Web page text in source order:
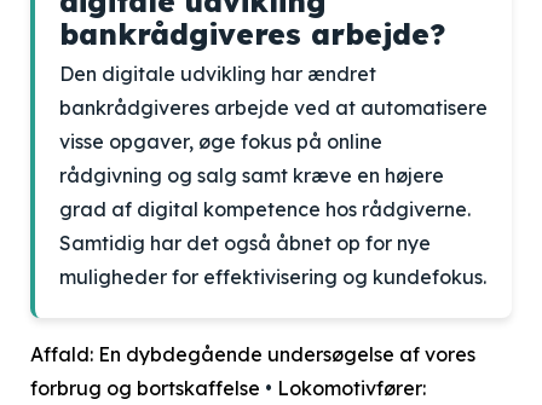
bankrådgiveres arbejde?
Den digitale udvikling har ændret
bankrådgiveres arbejde ved at automatisere
visse opgaver, øge fokus på online
rådgivning og salg samt kræve en højere
grad af digital kompetence hos rådgiverne.
Samtidig har det også åbnet op for nye
muligheder for effektivisering og kundefokus.
Affald: En dybdegående undersøgelse af vores
forbrug og bortskaffelse • Lokomotivfører: